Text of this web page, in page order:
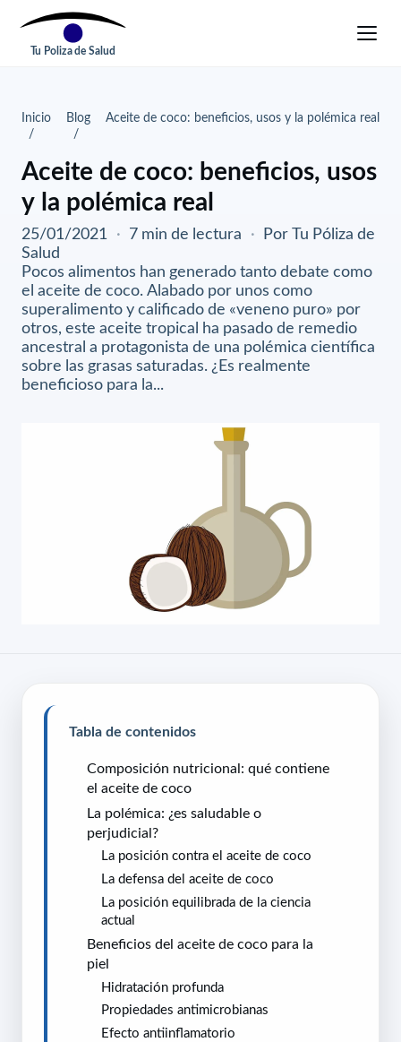
Tu Poliza de Salud
Inicio Blog Aceite de coco: beneficios, usos y la polémica real
Aceite de coco: beneficios, usos
y la polémica real
25/01/2021 · 7 min de lectura ·
Por Tu Póliza de
Salud
Pocos alimentos han generado tanto debate como
el aceite de coco. Alabado por unos como
superalimento y calificado de «veneno puro» por
otros, este aceite tropical ha pasado de remedio
ancestral a protagonista de una polémica científica
sobre las grasas saturadas. ¿Es realmente
beneficioso para la...
Tabla de contenidos
Composición nutricional: qué contiene
el aceite de coco
La polémica: ¿es saludable o
perjudicial?
La posición contra el aceite de coco
La defensa del aceite de coco
La posición equilibrada de la ciencia
actual
Beneficios del aceite de coco para la
piel
Hidratación profunda
Propiedades antimicrobianas
Efecto antiinflamatorio